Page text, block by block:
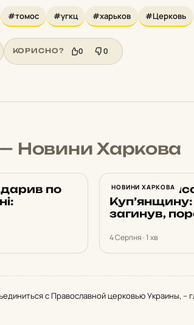
#томос #угкц #харьков #Церковь
КОРИСНО? 0 0
Новини Харкова
по
НОВИНИ ХАРКОВА
Росіяни
загинув,
4 Серпня · 1 хв
с Православной церковью Украины, –